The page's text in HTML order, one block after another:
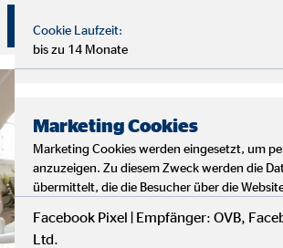
Überzeuge dich selbst von
Cookie Laufzeit:
bis zu 14 Monate
Marketing Cookies
Marketing Cookies werden eingesetzt, um
anzuzeigen. Zu diesem Zweck werden die
übermittelt, die die Besucher über die
Facebook Pixel | Empfänger: OVB,
Ltd.